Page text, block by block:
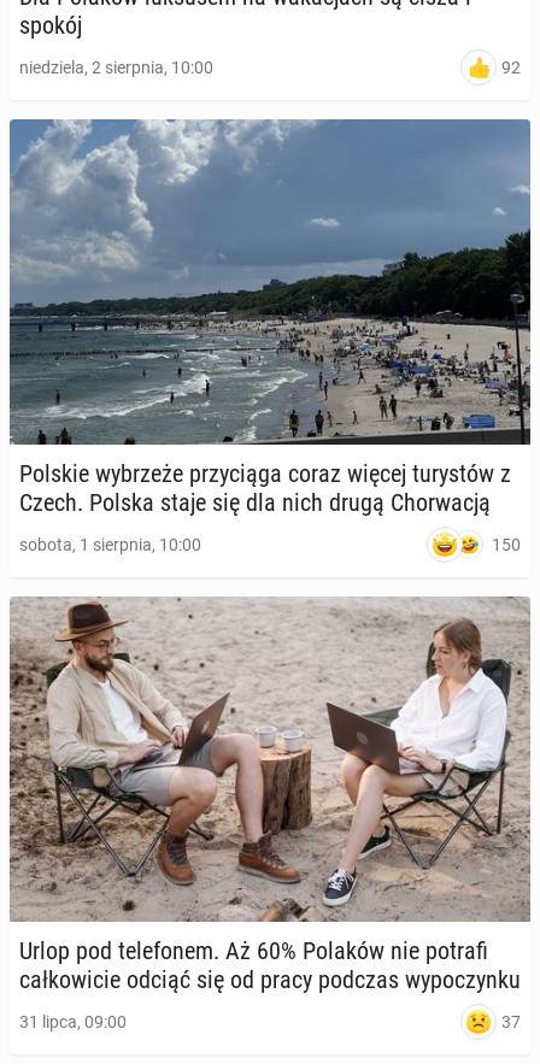
spokój
niedziela, 2 sierpnia, 10:00 92
Polskie wy­brze­że przy­cią­ga coraz więcej tu­ry­stów z
Czech. Polska staje się dla nich drugą Chor­wa­cją
sobota, 1 sierpnia, 10:00 150
Urlop pod te­le­fo­nem. Aż 60% Polaków nie potrafi
cał­ko­wi­cie odciąć się od pracy podczas wy­po­czyn­ku
31 lipca, 09:00 37